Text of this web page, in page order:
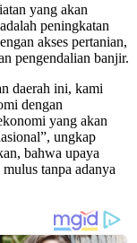
yang akan
peningkatan
akses pertanian,
pengendalian banjir.
daerah ini, kami
dengan
yang akan
ungkap
bahwa upaya
tanpa adanya